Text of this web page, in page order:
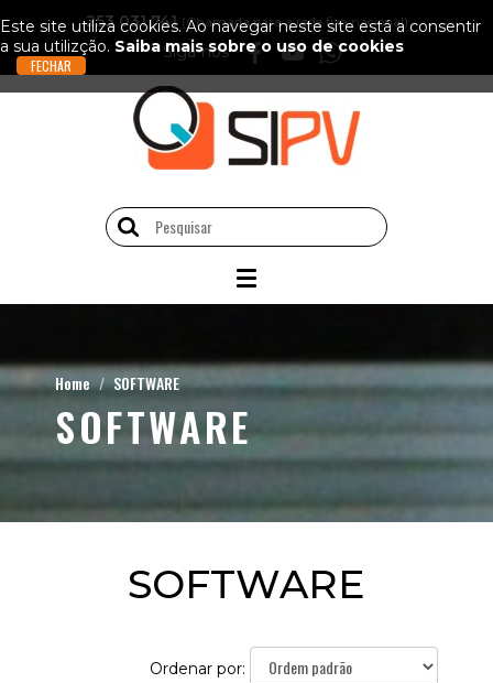
253 031 741 (Chamada para a rede fixa nacional)
Siga-nos
Home SOFTWARE
SOFTWARE
SOFTWARE
Ordenar por:
Este site utiliza cookies. Ao navegar neste site está a consentir
a sua utilizção. Saiba mais sobre o uso de cookies